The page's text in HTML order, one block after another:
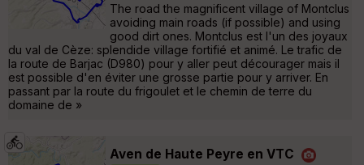
The road the magnificent village of Montclus
avoiding main roads (if possible) and using
good dirt ones. Montclus est l'un des joyaux
du val de Cèze: splendide village fortifié et animé. Le trafic de
la route de Barjac (D980) pour y aller peut décourager mais il
est possible d'en éviter une grosse partie pour y arriver. En
passant par la route du frigoulet et le chemin de terre du
domaine de »
Aven de Haute Peyre en VTC